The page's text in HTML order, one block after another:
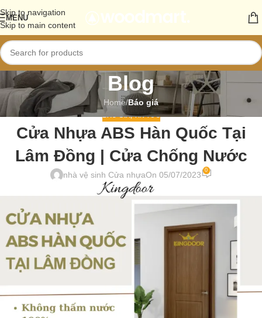
Skip to navigation
Skip to main content
MENU
Blog
Home/Báo giá
BÁO GIÁ,TIN TỨC
Cửa Nhựa ABS Hàn Quốc Tại
Lâm Đồng | Cửa Chống Nước
nhà vệ sinh Cửa nhựaOn 05/07/2023 0